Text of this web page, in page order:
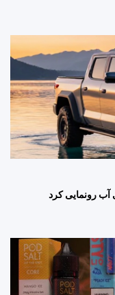
آب رونمایی کرد